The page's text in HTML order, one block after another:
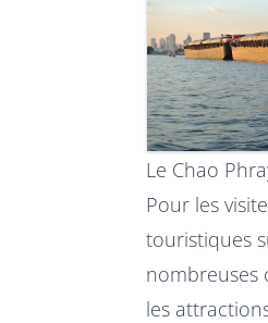
Le Chao
Pour les
touristiques
nombreuses
les